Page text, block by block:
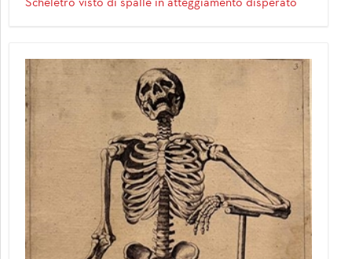
Scheletro visto di spalle in atteggiamento disperato